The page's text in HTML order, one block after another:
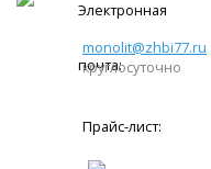
Электронная
почта:
monolit@zhbi77.ru
круглосуточно
Прайс-лист: